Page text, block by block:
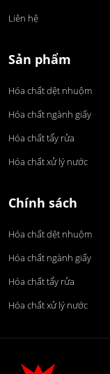
Liên hệ
Sản phẩm
Hóa chất dệt nhuộm
Hóa chất ngành giấy
Hóa chất tẩy rửa
Hóa chất xử lý nước
Chính sách
Hóa chất dệt nhuộm
Hóa chất ngành giấy
Hóa chất tẩy rửa
Hóa chất xử lý nước